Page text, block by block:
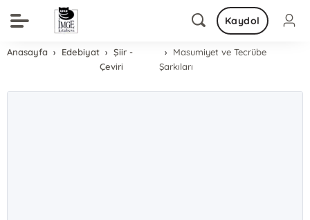
Kaydol
Anasayfa Edebiyat
Şiir -
Çeviri
Masumiyet ve Tecrübe
Şarkıları